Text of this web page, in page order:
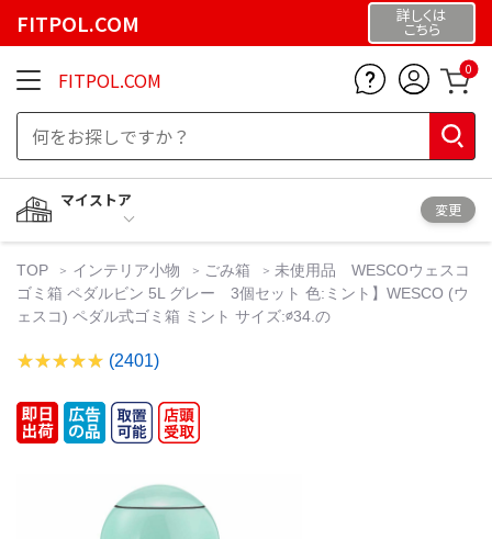
FITPOL.COM 詳しくは
こちら
FITPOL.COM 0
マイストア
変更
TOP インテリア小物 ごみ箱
未使用品 WESCOウェスコ
ゴミ箱 ペダルビン 5L グレー 3個セット 色:ミント】WESCO (ウ
ェスコ) ペダル式ゴミ箱 ミント サイズ:∅34.の
(2401)